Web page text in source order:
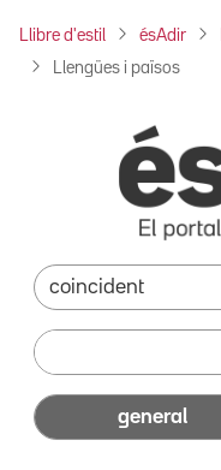
Llibre d'estil ésAdir
Llengües i països
general